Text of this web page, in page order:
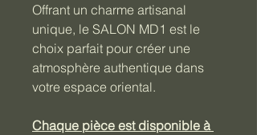
Offrant un charme artisanal
unique, le SALON MD1 est le
choix parfait pour créer une
atmosphère authentique dans
votre espace oriental.
Chaque pièce est disponible à